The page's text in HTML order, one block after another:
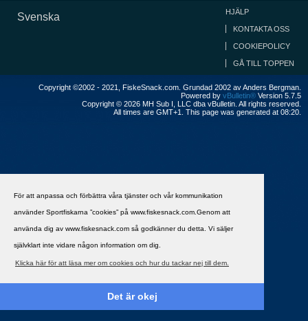
För att anpassa och förbättra våra tjänster och vår kommunikation
använder Sportfiskarna ”cookies” på www.fiskesnack.com.Genom att
använda dig av www.fiskesnack.com så godkänner du detta. Vi säljer
självklart inte vidare någon information om dig.
Klicka här för att läsa mer om cookies och hur du tackar nej till dem.
Det är okej
Svenska HJÄLP
KONTAKTA OSS
COOKIEPOLICY
GÅ TILL TOPPEN
Copyright ©2002 - 2021, FiskeSnack.com. Grundad 2002 av Anders Bergman.
Powered by vBulletin® Version 5.7.5
Copyright © 2026 MH Sub I, LLC dba vBulletin. All rights reserved.
All times are GMT+1. This page was generated at 08:20.